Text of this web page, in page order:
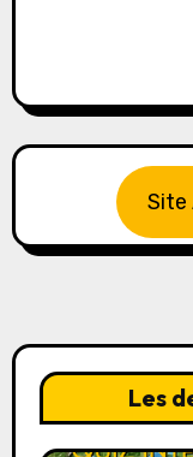
Site
Les